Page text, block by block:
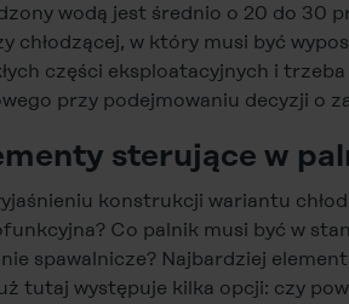
wodą jest średnio o 20 do 30
chłodzącej, w który musi być
części eksploatacyjnych i
przy podejmowaniu decyzji o
sterujące w
konstrukcji wariantu
Co palnik musi być w
spawalnicze? Najbardziej
tutaj występuje kilka opcji: czy